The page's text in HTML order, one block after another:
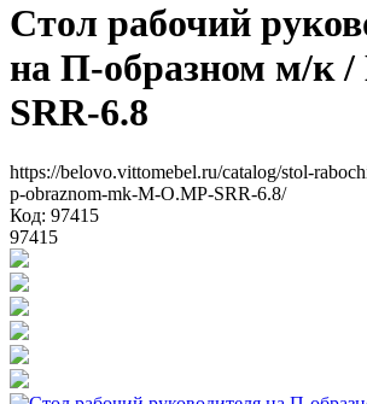
Стол рабочий
на П-образном м/к /
SRR-6.8
https://belovo.vittomebel.ru/catalog/stol-
p-obraznom-mk-M-O.MP-SRR-6.8/
Код: 97415
97415